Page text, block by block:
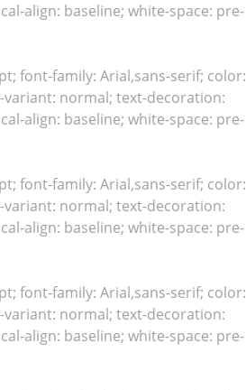
align: baseline; white-space: pre-
font-family: Arial,sans-serif; color:
normal; text-decoration:
align: baseline; white-space: pre-
font-family: Arial,sans-serif; color:
normal; text-decoration:
align: baseline; white-space: pre-
font-family: Arial,sans-serif; color:
normal; text-decoration:
align: baseline; white-space: pre-